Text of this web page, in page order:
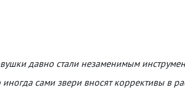
давно стали незаменимым
сами звери вносят коррективы в